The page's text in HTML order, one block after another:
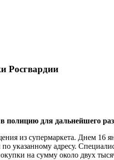
Росгвардии
для дальнейшего
из супермаркета. Днем 16
указанному адресу.
на сумму около двух